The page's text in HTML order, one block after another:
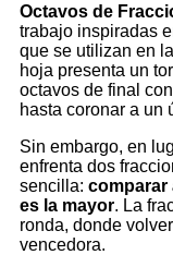
Octavos de
trabajo inspiradas
que se utilizan en
hoja presenta un
octavos de final
hasta coronar a un
Sin embargo, en
enfrenta dos
sencilla: comparar
es la mayor. La
ronda, donde
vencedora.